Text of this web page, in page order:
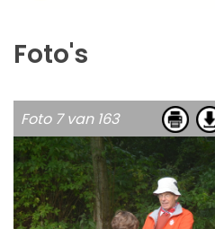
Foto's
Foto 7 van 163